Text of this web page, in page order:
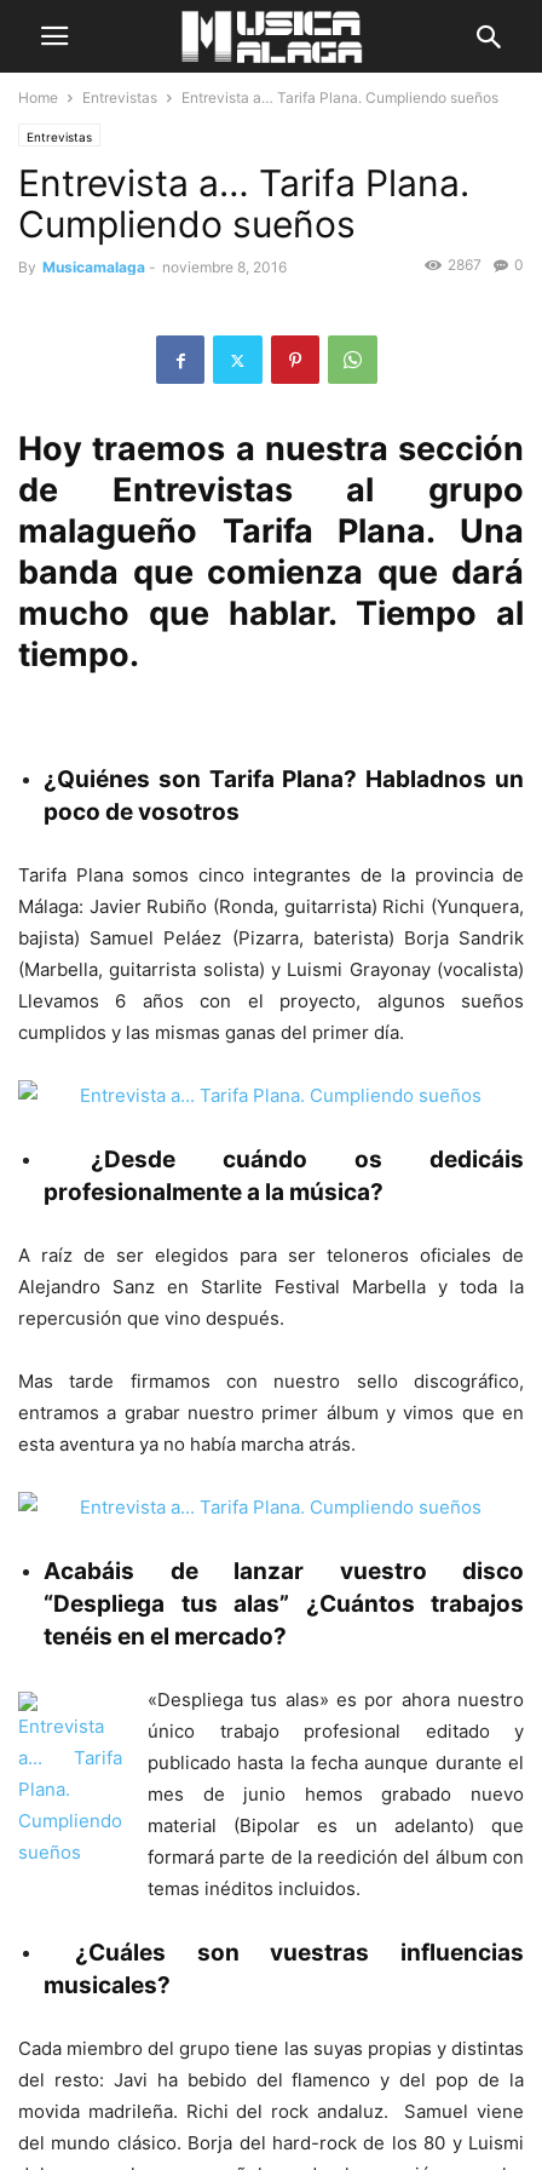
Home Entrevistas Entrevista a… Tarifa Plana. Cumpliendo sueños
Entrevistas
Entrevista a… Tarifa Plana.
Cumpliendo sueños
By Musicamalaga - noviembre 8, 2016 0
2867
Hoy traemos a nuestra sección
de Entrevistas al grupo
malagueño Tarifa Plana. Una
banda que comienza que dará
mucho que hablar. Tiempo al
tiempo.
¿Quiénes son Tarifa Plana? Habladnos un
poco de vosotros
Tarifa Plana somos cinco integrantes de la provincia de
Málaga: Javier Rubiño (Ronda, guitarrista) Richi (Yunquera,
bajista) Samuel Peláez (Pizarra, baterista) Borja Sandrik
(Marbella, guitarrista solista) y Luismi Grayonay (vocalista)
Llevamos 6 años con el proyecto, algunos sueños
cumplidos y las mismas ganas del primer día.
¿Desde cuándo os dedicáis
profesionalmente a la música?
A raíz de ser elegidos para ser teloneros oficiales de
Alejandro Sanz en Starlite Festival Marbella y toda la
repercusión que vino después.
Mas tarde firmamos con nuestro sello discográfico,
entramos a grabar nuestro primer álbum y vimos que en
esta aventura ya no había marcha atrás.
Acabáis de lanzar vuestro disco
“Despliega tus alas” ¿Cuántos trabajos
tenéis en el mercado?
«Despliega tus alas» es por ahora nuestro
único trabajo profesional editado y
publicado hasta la fecha aunque durante el
mes de junio hemos grabado nuevo
material (Bipolar es un adelanto) que
formará parte de la reedición del álbum con
temas inéditos incluidos.
¿Cuáles son vuestras influencias
musicales?
Cada miembro del grupo tiene las suyas propias y distintas
del resto: Javi ha bebido del flamenco y del pop de la
movida madrileña. Richi del rock andaluz. Samuel viene
del mundo clásico. Borja del hard-rock de los 80 y Luismi